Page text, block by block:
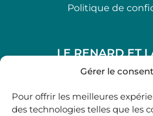
Gérer le
Pour offrir les meilleures
des technologies telles que les
Politique de
LE RENARD ET
48, rue Maubec
05 40 41